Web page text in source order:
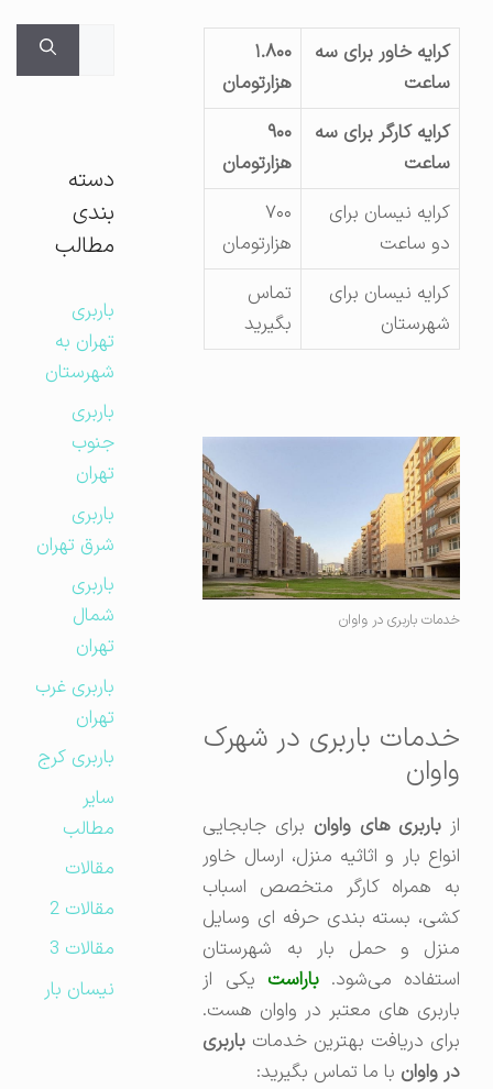
کرایه خاور برای سه
ساعت
۱.۸۰۰
هزارتومان
کرایه کارگر برای سه
ساعت
۹۰۰
هزارتومان
کرایه نیسان برای
دو ساعت
هزارتومان
کرایه نیسان برای
شهرستان
تماس
بگیرید
خدمات باربری در واوان
خدمات باربری در شهرک
واوان
باربری های واوانبرای جابجایی
انواع بار و اثاثیه منزل، ارسال خاور
به همراه کارگر متخصص اسباب
کشی، بسته بندی حرفه ای وسایل
منزل و حمل بار به شهرستان
استفاده می‌شود.باراست یکی از
باربری های معتبر در واوان هست.
برای دریافت بهترین خدماتباربری
در واوانبا ما تماس بگیرید:
دسته
بندی
مطالب
باربری
تهران به
شهرستان
باربری
جنوب
تهران
باربری
شرق تهران
باربری
شمال
تهران
باربری غرب
تهران
باربری کرج
مطالب
مقالات
مقالات 2
مقالات 3
نیسان بار